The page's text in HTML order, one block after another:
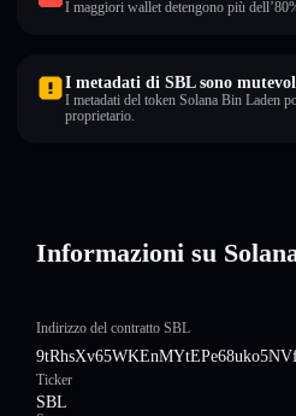
I maggiori wallet detengono più
I metadati di SBL sono
I metadati del token Solana Bin Laden
proprietario.
Informazioni su
Indirizzo del contratto SBL
Ticker
SBL